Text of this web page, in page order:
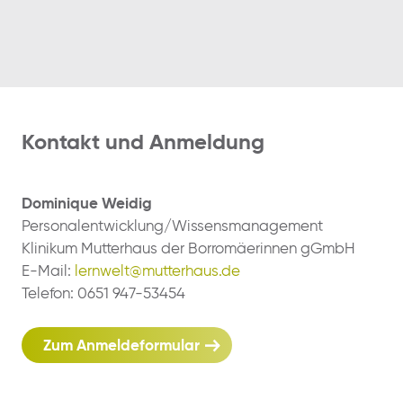
Kontakt und Anmeldung
Dominique Weidig
Personalentwicklung/Wissensmanagement
Klinikum Mutterhaus der Borromäerinnen gGmbH
E-Mail: lernwelt@mutterhaus.de
Telefon: 0651 947-53454
Zum Anmeldeformular